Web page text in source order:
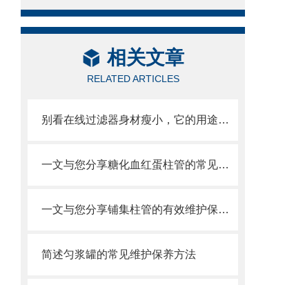
相关文章
RELATED ARTICLES
别看在线过滤器身材瘦小，它的用途可比你想得更多！
一文与您分享糖化血红蛋柱管的常见故障相应解决方法
一文与您分享铺集柱管的有效维护保养方法
简述匀浆罐的常见维护保养方法